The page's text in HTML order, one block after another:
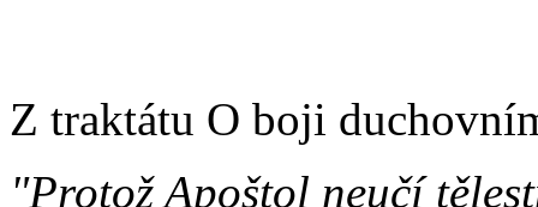
Z traktátu O boji
"Protož Apoštol neučí